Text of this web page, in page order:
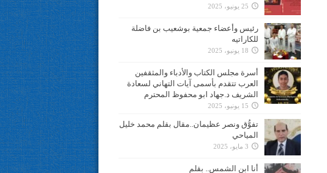
25 يونيو، 2025
رئيس وأعضاء جمعية بوشعيب بن فاضلة
للكاراتيه
18 يونيو، 2025
أسرة مجلس الكتاب والأدباء والمثقفين
العرب تتقدم بأسمى آيات التهاني لسعادة
الشريف د.جهاد ابو محفوظ المحترم
15 يونيو، 2025
تفوُّق ونصر عظيمان..مقال بقلم محمد خليل
المياحي
3 مايو، 2025
أنا ابن الشمس.. بقلم